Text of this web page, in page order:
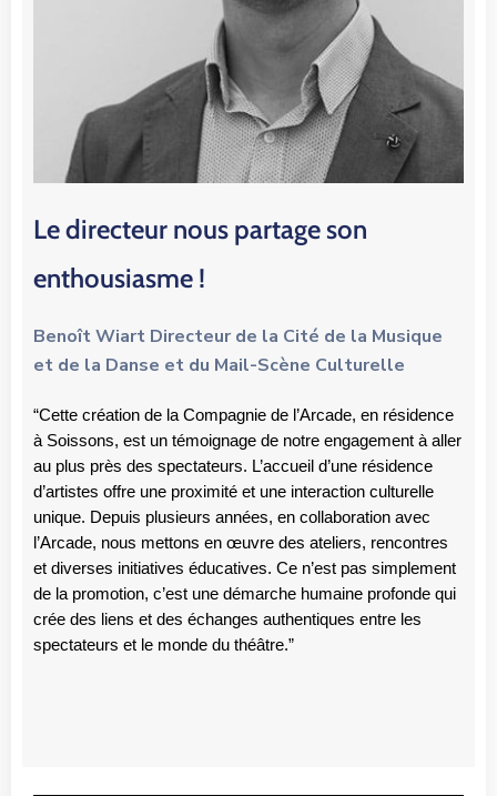
Le directeur nous partage son
enthousiasme !
Benoît Wiart Directeur de la Cité de la Musique
et de la Danse et du Mail-Scène Culturelle
“Cette création de la Compagnie de l’Arcade, en résidence
à Soissons, est un témoignage de notre engagement à aller
au plus près des spectateurs. L’accueil d’une résidence
d’artistes offre une proximité et une interaction culturelle
unique. Depuis plusieurs années, en collaboration avec
l’Arcade, nous mettons en œuvre des ateliers, rencontres
et diverses initiatives éducatives. Ce n’est pas simplement
de la promotion, c’est une démarche humaine profonde qui
crée des liens et des échanges authentiques entre les
spectateurs et le monde du théâtre.”